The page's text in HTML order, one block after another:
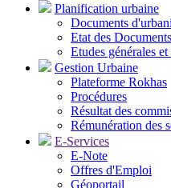
Planification urbaine
Documents
Etat des
Etudes générales
Gestion Urbaine
Plateforme Rokhas
Procédures
Résultat des
Rémunération des
E-Services
E-Note
Offres d'Emploi
Géoportail